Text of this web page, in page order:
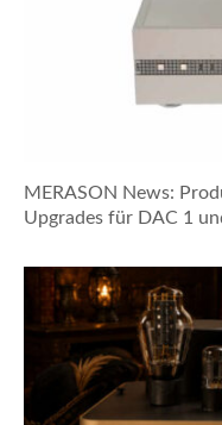
MERASON News:
Upgrades für DAC 1